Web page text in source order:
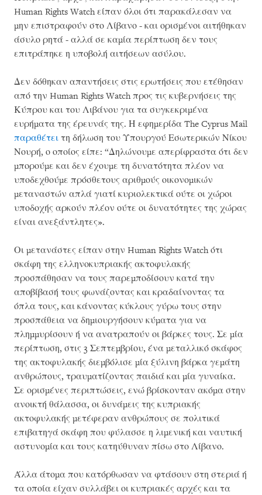
Human Rights Watch είπαν όλοι ότι παρακάλεσαν να
μην επιστραφούν στο Λίβανο - και ορισμένοι αιτήθηκαν
άσυλο ρητά - αλλά σε καμία περίπτωση δεν τους
επιτράπηκε η υποβολή αιτήσεων ασύλου.
Δεν δόθηκαν απαντήσεις στις ερωτήσεις που ετέθησαν
από την Human Rights Watch προς τις κυβερνήσεις της
Κύπρου και του Λιβάνου για τα συγκεκριμένα
ευρήματα της έρευνάς της. Η εφημερίδα The Cyprus Mail
παραθέτει τη δήλωση του Υπουργού Εσωτερικών Νίκου
Νουρή, ο οποίος είπε: “Δηλώνουμε απερίφραστα ότι δεν
μπορούμε και δεν έχουμε τη δυνατότητα πλέον να
υποδεχθούμε πρόσθετους αριθμούς οικονομικών
μεταναστών απλά γιατί κυριολεκτικά ούτε οι χώροι
υποδοχής αρκούν πλέον ούτε οι δυνατότητες της χώρας
είναι ανεξάντλητες».
Οι μετανάστες είπαν στην Human Rights Watch ότι
σκάφη της ελληνοκυπριακής ακτοφυλακής
προσπάθησαν να τους παρεμποδίσουν κατά την
αποβίβασή τους φωνάζοντας και κραδαίνοντας τα
όπλα τους, και κάνοντας κύκλους γύρω τους στην
προσπάθεια να δημιουργήσουν κύματα για να
πλημμυρίσουν ή να ανατραπούν οι βάρκες τους. Σε μία
περίπτωση, στις 3 Σεπτεμβρίου, ένα μεταλλικό σκάφος
της ακτοφυλακής διεμβόλισε μία ξύλινη βάρκα γεμάτη
ανθρώπους, τραυματίζοντας παιδιά και μία γυναίκα.
Σε ορισμένες περιπτώσεις, ενώ βρίσκονταν ακόμα στην
ανοικτή θάλασσα, οι δυνάμεις της κυπριακής
ακτοφυλακής μετέφεραν ανθρώπους σε πολιτικά
επιβατηγά σκάφη που φύλασσε η λιμενική και ναυτική
αστυνομία και τους κατηύθυναν πίσω στο Λίβανο.
Άλλα άτομα που κατόρθωσαν να φτάσουν στη στεριά ή
τα οποία είχαν συλλάβει οι κυπριακές αρχές και τα